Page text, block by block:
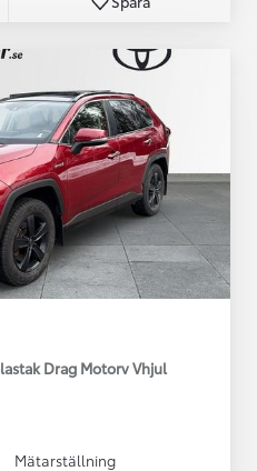
Drag Motorv Vhjul
Mätarställning